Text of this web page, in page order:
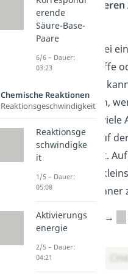
folgendenkniffligeren
gewappnet:
Falls es bei
viele Ausgangsstoffe
Endprodukte gibt,
Ausgleichen helfen,
aufschreibst, wie viele
Sorte du jeweils auf
anderen Seite hast.
es einfacher, den
gemeinsamen Nenner
CO2+ →
Lösung:
CO2 + 4 H2 → CH4
erende
Säure-Base-
Paare
6/6 – Dauer:
03:23
Chemische Reaktionen
Reaktionsgeschwindigkeit
Reaktionsge
schwindigke
it
1/5 – Dauer:
05:08
Aktivierungs
energie
2/5 – Dauer:
04:21